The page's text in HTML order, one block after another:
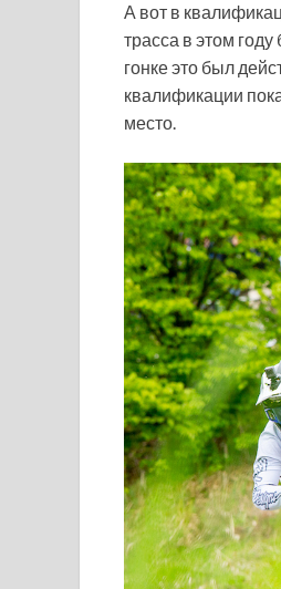
А вот в
трасса в этом
гонке это был
квалификации
место.